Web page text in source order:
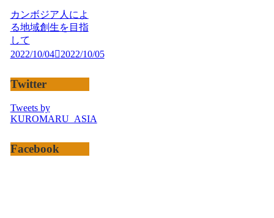
カンボジア人によ
る地域創生を目指
して
2022/10/04
2022/10/05
Twitter
Tweets by
KUROMARU_ASIA
Facebook